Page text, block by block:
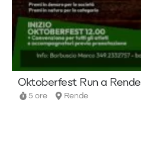
Passo di
Acquavona
Ore
8.30:
Incontro
presso
Castello
di
Oktoberfest Run a Rende
5 ore Rende